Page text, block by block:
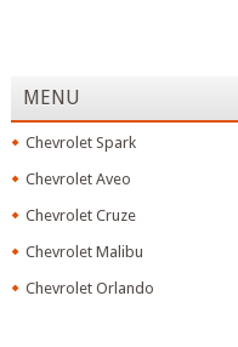
MENU
Chevrolet Spark
Chevrolet Aveo
Chevrolet Cruze
Chevrolet Malibu
Chevrolet Orlando